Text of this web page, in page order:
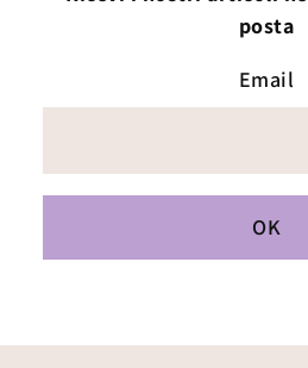
posta
Email